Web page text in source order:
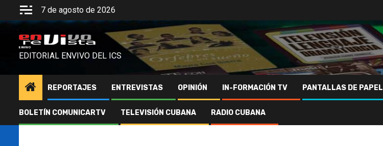
7 de agosto de 2026
ENVIVO
EDITORIAL ENVIVO DEL ICS
REPORTAJES ENTREVISTAS OPINIÓN IN-FORMACIÓN TV PANTALLAS DE PAPEL
BOLETÍN COMUNICARTV TELEVISIÓN CUBANA RADIO CUBANA